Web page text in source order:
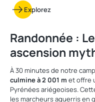
Explorez
Randonnée :
ascension
À 30 minutes de notre
culmine à 2 001 m et offre
Pyrénées ariégeoises.
les marcheurs aguerris en